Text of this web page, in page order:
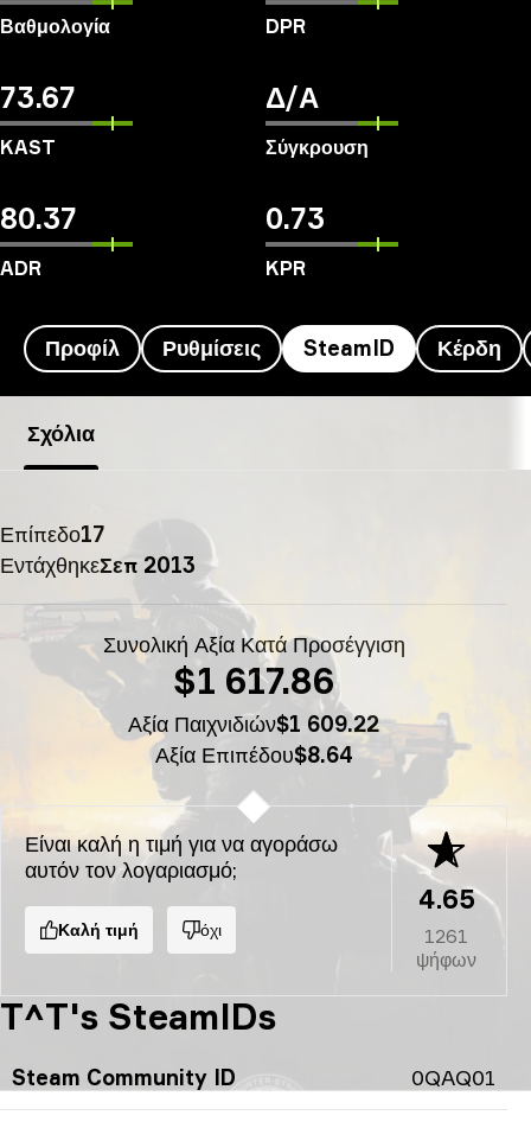
Βαθμολογία DPR
73.67
KAST
Δ/Α
Σύγκρουση
80.37
ADR
0.73
KPR
Προφίλ Ρυθμίσεις SteamID Κέρδη
Σχόλια
Επίπεδο17
ΕντάχθηκεΣεπ 2013
Συνολική Αξία Κατά Προσέγγιση
$1 617.86
Αξία Παιχνιδιών$1 609.22
Αξία Επιπέδου$8.64
Είναι καλή η τιμή για να αγοράσω
αυτόν τον λογαριασμό;
Καλή τιμή όχι
4.65
1261
ψήφων
T^T's SteamIDs
Steam Community ID 0QAQ01